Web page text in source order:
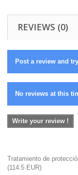
REVIEWS (0)
Post a review and
No reviews at this
Write your review !
Tratamiento de
(114.5 EUR)